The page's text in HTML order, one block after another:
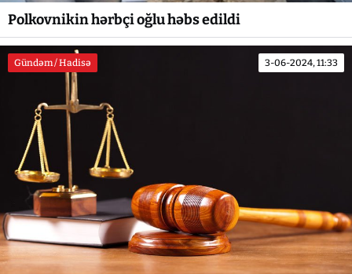
Polkovnikin hərbçi oğlu həbs edildi
Gündəm / Hadisə 3-06-2024, 11:33